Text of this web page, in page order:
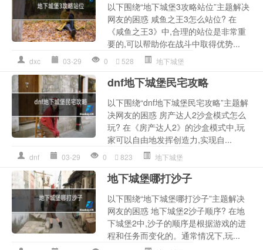
以下围绕“地下城堡3攻略站位”主题解决
网友的困惑 咸鱼之王3怎么站位? 在
《咸鱼之王3》中,合理的站位是非常重
要的,可以帮助你在战斗中取得优势...
dxc 03-29 0 528 地下城堡
dnf地下城堡民宅攻略
以下围绕“dnf地下城堡民宅攻略”主题解
决网友的困惑 房产达人2沙盒模式怎么
玩? 在《房产达人2》的沙盒模式中,玩
家可以自由地发挥创造力,实现自...
dnf 03-29 0 823 地下城堡
地下城堡哪打沙子
以下围绕“地下城堡哪打沙子”主题解决
网友的困惑 地下城堡2沙子顺序? 在地
下城堡2中,沙子的顺序是根据游戏的进
程和任务而变化的。通常情况下,玩...